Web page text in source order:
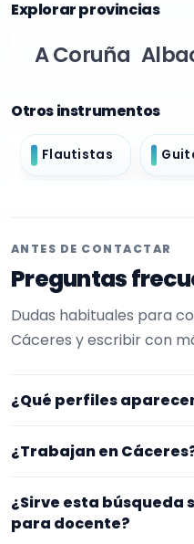
Explorar provincias
A Coruña
Otros instrumentos
Flautistas
ANTES DE CONTACTAR
Preguntas
Dudas habituales para
Cáceres y escribir con
¿Qué perfiles
EncuentraMúsico. La
experiencia o
página se centra en
¿Trabajan en
en Cáceres. Aun así,
¿Sirve esta
para docente?